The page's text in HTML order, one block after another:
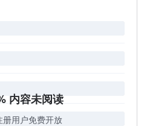
内容未阅读
册用户免费开放